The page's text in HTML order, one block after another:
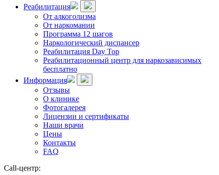
Реабилитация
От алкоголизма
От наркомании
Программа 12 шагов
Наркологический диспансер
Реабилитация Day Top
Реабилитационный центр для наркозависимых
бесплатно
Информация
Отзывы
О клинике
Фотогалерея
Лицензии и сертификаты
Наши врачи
Цены
Контакты
FAQ
Call-центр: